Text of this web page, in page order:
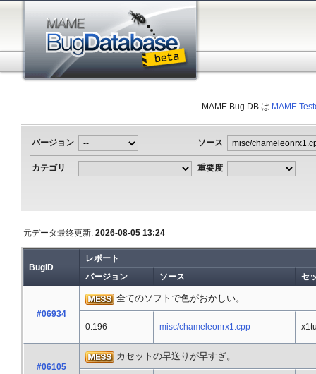
MAME Bug DB は MAME
バージョン ソース
カテゴリ 重要度
元データ最終更新: 2026-08-05 13:24
BugID
レポート
バージョン
ソース セ
#06934
全てのソフトで色がおかしい。
0.196 misc/chameleonrx1.cpp
#06105
カセットの早送りが早すぎ。